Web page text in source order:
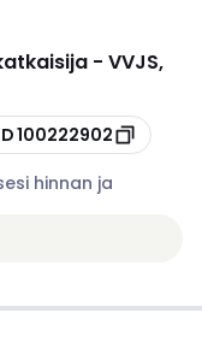
- VVJS,
100222902
hinnan ja